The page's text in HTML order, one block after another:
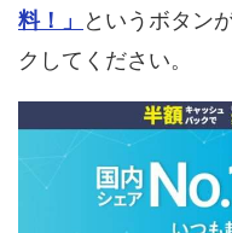
料！」 というボタン
クしてください。